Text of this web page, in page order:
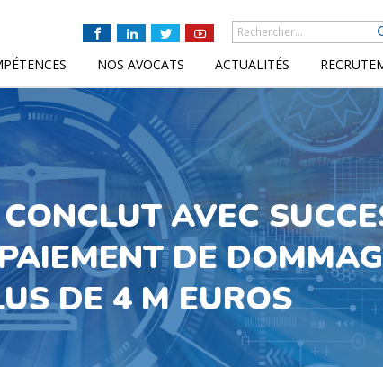
NOS AVOCATS ACTUALITÉS
AVEC
DE
DE 4 M EUROS